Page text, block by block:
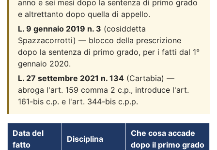
anno e sei mesi dopo la sentenza di primo grado
e altrettanto dopo quella di appello.
L. 9 gennaio 2019 n. 3 (cosiddetta
Spazzacorrotti) — blocco della prescrizione
dopo la sentenza di primo grado, per i fatti dal 1°
gennaio 2020.
L. 27 settembre 2021 n. 134 (Cartabia) —
abroga l'art. 159 comma 2 c.p., introduce l'art.
161-bis c.p. e l'art. 344-bis c.p.p.
Data del
fatto
Disciplina
Che cosa accade
dopo il primo grado